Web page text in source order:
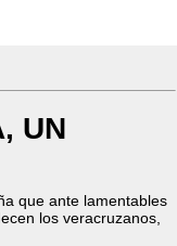
UN
que ante lamentables
los veracruzanos,